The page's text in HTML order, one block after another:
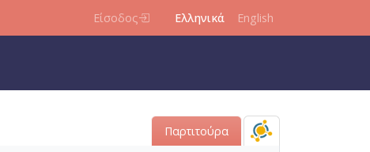
Είσοδος Ελληνικά English
Παρτιτούρα